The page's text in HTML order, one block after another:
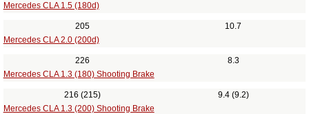
Mercedes CLA 1.5 (180d)
205
10.7
Mercedes CLA 2.0 (200d)
226
8.3
Mercedes CLA 1.3 (180) Shooting Brake
216 (215)
9.4 (9.2)
Mercedes CLA 1.3 (200) Shooting Brake